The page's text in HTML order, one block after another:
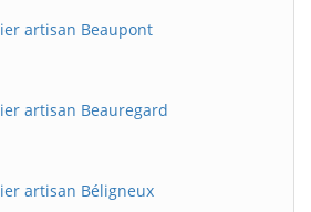
artisan Beaupont
artisan Beauregard
artisan Béligneux